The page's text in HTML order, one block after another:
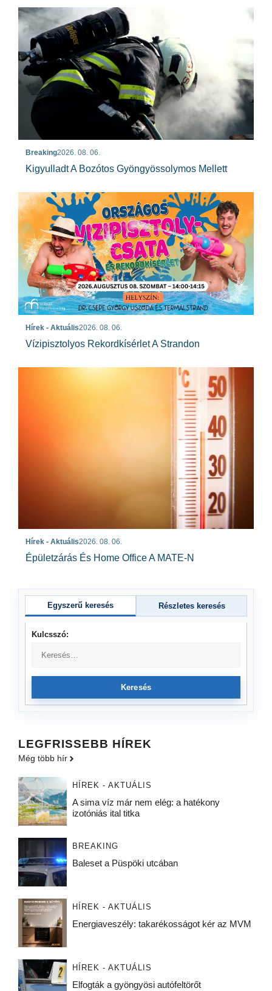
Breaking2026. 08. 06.
Kigyulladt A Bozótos Gyöngyössolymos Mellett
Hírek - Aktuális2026. 08. 06.
Vízipisztolyos Rekordkísérlet A Strandon
Hírek - Aktuális2026. 08. 06.
Épületzárás És Home Office A MATE-N
Egyszerű keresés Részletes keresés
Kulcsszó:
Keresés
LEGFRISSEBB HÍREK
Még több hír
HÍREK - AKTUÁLIS
A sima víz már nem elég: a hatékony
izotóniás ital titka
BREAKING
Baleset a Püspöki utcában
HÍREK - AKTUÁLIS
Energiaveszély: takarékosságot kér az MVM
HÍREK - AKTUÁLIS
Elfogták a gyöngyösi autófeltörőt